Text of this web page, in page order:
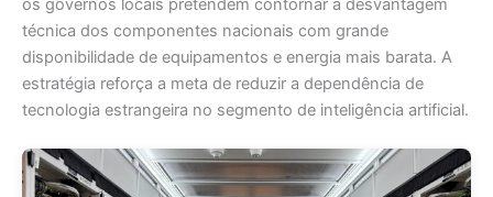
os governos locais pretendem contornar a desvantagem
técnica dos componentes nacionais com grande
disponibilidade de equipamentos e energia mais barata. A
estratégia reforça a meta de reduzir a dependência de
tecnologia estrangeira no segmento de inteligência artificial.